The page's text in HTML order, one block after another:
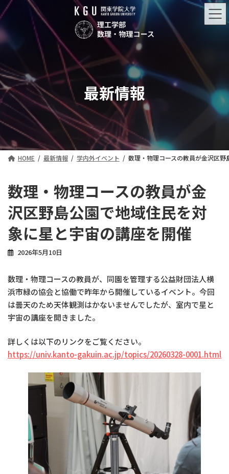
コ
ン
テ
ス
キ
ッ
プ
ナ
ビ
ゲ
ン
に
移
動
最新情報
HOME 最新情報 学内外イベント 数理・物理コースの教員が金沢区
数理・物理コースの教員が金
沢区野島公園で地域住民を対
象に星と宇宙の講座を開催
2026年5月10日
数理・物理コースの教員が、同園を管理する公益財団法人横
浜市緑の協会と協働で昨年から開催しているイベント。今回
は曇天のため天体観測はかないませんでしたが、室内で星と
宇宙の講座を開きました。
詳しくは以下のリンクをご覧ください。
https://univ.kanto-gakuin.ac.jp/topics/20260328-0001.html